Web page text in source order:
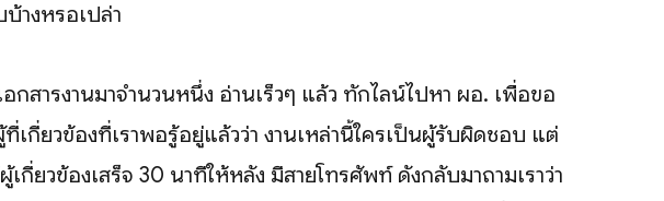
างหรือเปล่า
กสารงานมาจำนวนหนึ่ง อ่านเร็วๆ แล้ว ทักไลน์ไปหา ผอ. เพื่อขอ
เกี่ยวข้องที่เราพอรู้อยู่แล้วว่า งานเหล่านี้ใครเป็นผู้รับผิดชอบ แต่
เกี่ยวข้องเสร็จ 30 นาทีให้หลัง มีสายโทรศัพท์ ดังกลับมาถามเราว่า